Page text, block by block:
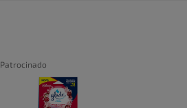
Patrocinado